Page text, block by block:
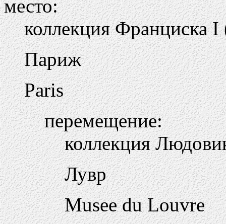
место:
коллекция Франциска I
Париж
Paris
перемещение:
коллекция
Лувр
Musee du Louvre